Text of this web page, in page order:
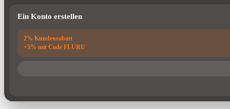
Ein Konto erstellen